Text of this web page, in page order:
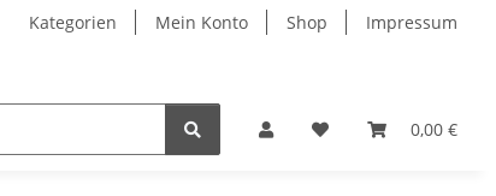
Kategorien Mein Konto Shop Impressum
0,00 €